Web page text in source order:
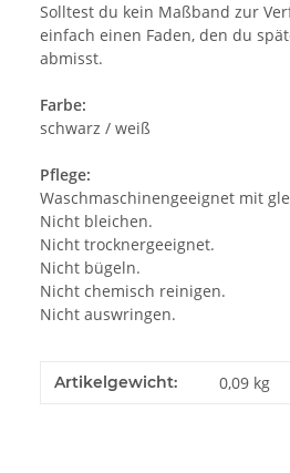
Solltest du kein Maßband zur
einfach einen Faden, den du
abmisst.
Farbe:
schwarz / weiß
Pflege:
Waschmaschinengeeignet mit
Nicht bleichen.
Nicht trocknergeeignet.
Nicht bügeln.
Nicht chemisch reinigen.
Nicht auswringen.
Artikelgewicht: 0,09 kg